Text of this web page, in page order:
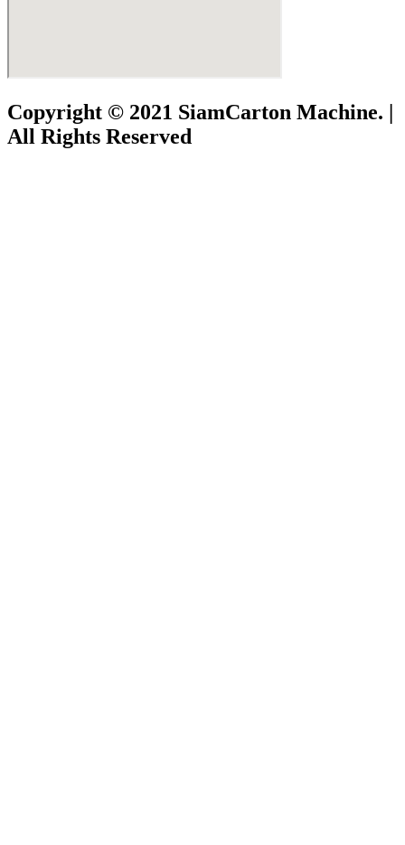
Copyright © 2021 SiamCarton Machine. |
All Rights Reserved